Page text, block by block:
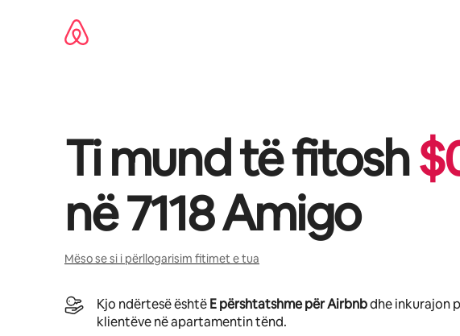
Ti mund të fitosh$
në7118 Amigo
Mëso se si i përllogarisim fitimet e tua
Kjo ndërtesë ështëE përshtatshme për Airbnbdhe inkurajon
klientëve në apartamentin tënd.